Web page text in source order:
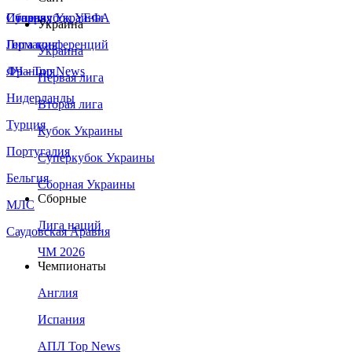
Сборная Украины
Италия
Германия
Франция
Нидерланды
Турция
Португалия
Бельгия
МЛС
Саудовская Аравия
Суперкубок УЕФА
Лига конференций
ЛЧ - Top News
Украина
Украина
Первая лига
Вторая лига
Кубок Украины
Суперкубок Украины
Сборная Украины
Сборные
Лига наций
ЧМ 2026
Чемпионаты
Англия
Испания
АПЛ Top News